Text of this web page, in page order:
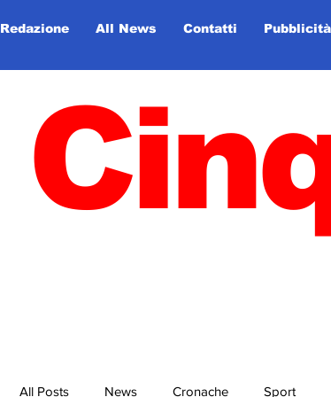
Redazione All News Contatti Pubblicità
All Posts News Cronache Sport